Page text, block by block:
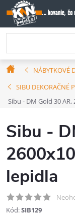
Prejsť
na
obsah
DomovNÁBYTKOVÉ
SIBU DEKORAČNÉ
Sibu - DM Gold 30
Sibu -
lepidla
Kód:SIB129